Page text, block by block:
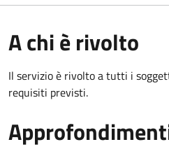
A chi è rivolto
Il servizio è rivolto a tutti i
requisiti previsti.